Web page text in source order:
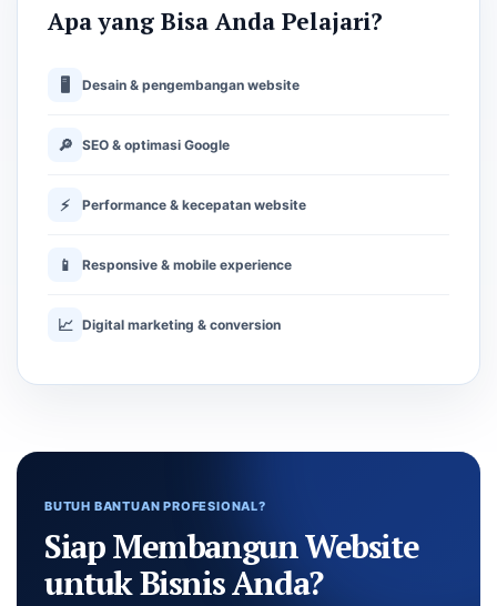
Apa yang Bisa Anda Pelajari?
🖥 Desain & pengembangan website
🔎 SEO & optimasi Google
⚡ Performance & kecepatan website
📱 Responsive & mobile experience
📈 Digital marketing & conversion
BUTUH BANTUAN PROFESIONAL?
Siap Membangun Website
untuk Bisnis Anda?